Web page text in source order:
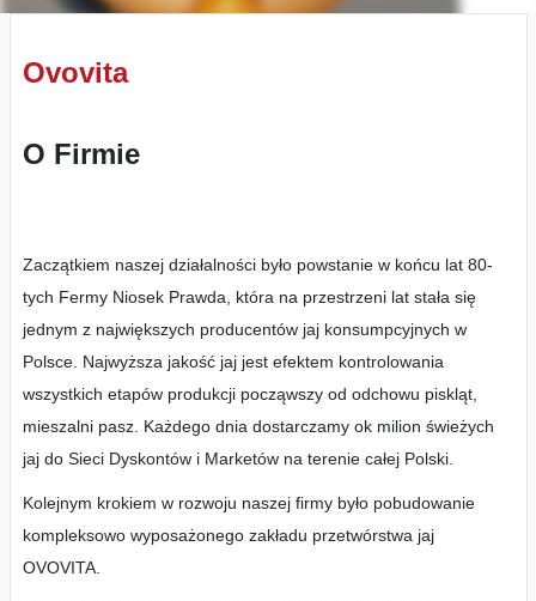
Ovovita
O Firmie
Zaczątkiem naszej działalności było powstanie w końcu lat 80-
tych Fermy Niosek Prawda, która na przestrzeni lat stała się
jednym z największych producentów jaj konsumpcyjnych w
Polsce. Najwyższa jakość jaj jest efektem kontrolowania
wszystkich etapów produkcji począwszy od odchowu piskląt,
mieszalni pasz. Każdego dnia dostarczamy ok milion świeżych
jaj do Sieci Dyskontów i Marketów na terenie całej Polski.
Kolejnym krokiem w rozwoju naszej firmy było pobudowanie
kompleksowo wyposażonego zakładu przetwórstwa jaj
OVOVITA.